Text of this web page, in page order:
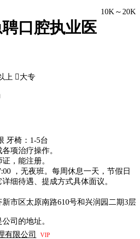
口腔执业医
10K～20K
上 大专
牙椅：1-5台
项治疗操作。
，能注册。
，无夜班。每周休息一天，节假日
细待遇、提成方式具体面议。
市区太原南路610号和兴润园二期3层
司的地址。
有限公司
VIP